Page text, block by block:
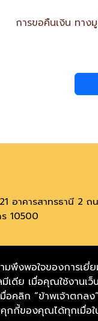
การขอคืนเงิน ทาง
อาคารสาทรธานี 2 ถ
10500
มพึงพอใจของการเ
เดีย เมื่อคุณใช้งาน
อคลิก “ข้าพเจ้าตกล
กี้ของคุณได้ทุกเมื่อใ